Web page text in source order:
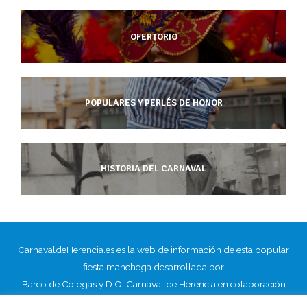
OFERTORIO
POPULARES Y PERLÉS DE HONOR
HISTORIA DEL CARNAVAL
CarnavaldeHerencia.es es la web de información de esta popular
fiesta manchega desarrollada por
Barco de Colegas y D.O. Carnaval de Herencia en colaboración